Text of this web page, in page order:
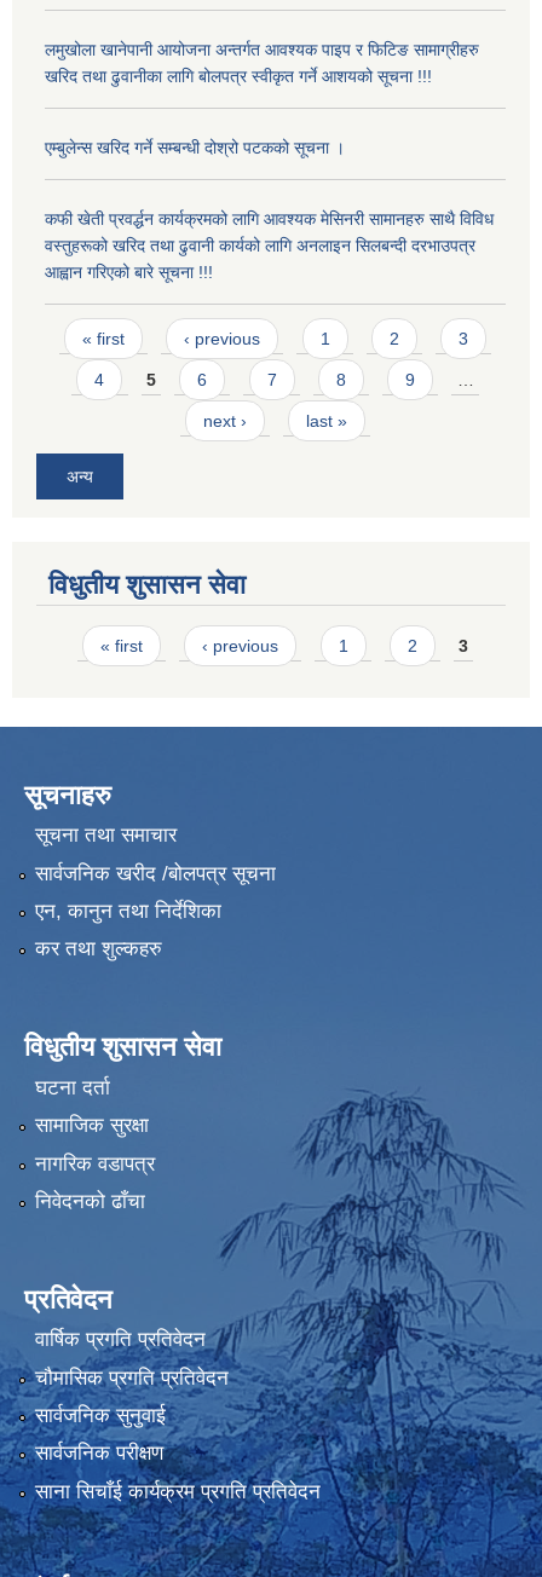
लमुखोला खानेपानी आयोजना अन्तर्गत आवश्यक पाइप र फिटिङ सामाग्रीहरु
खरिद तथा ढुवानीका लागि बोलपत्र स्वीकृत गर्ने आशयको सूचना !!!
एम्बुलेन्स खरिद गर्ने सम्बन्धी दोश्रो पटकको सूचना ।
कफी खेती प्रवर्द्धन कार्यक्रमको लागि आवश्यक मेसिनरी सामानहरु साथै विविध
वस्तुहरूको खरिद तथा ढुवानी कार्यको लागि अनलाइन सिलबन्दी दरभाउपत्र
आह्वान गरिएको बारे सूचना !!!
Pages
« first ‹ previous 1 2 3
4 5 6 7 8 9
next › last »
अन्य
विधुतीय शुसासन सेवा
Pages
« first ‹ previous 1 2 3
सूचनाहरु
सूचना तथा समाचार
सार्वजनिक खरीद /बोलपत्र सूचना
एन, कानुन तथा निर्देशिका
कर तथा शुल्कहरु
विधुतीय शुसासन सेवा
घटना दर्ता
सामाजिक सुरक्षा
नागरिक वडापत्र
निवेदनको ढाँचा
प्रतिवेदन
वार्षिक प्रगति प्रतिवेदन
चौमासिक प्रगति प्रतिवेदन
सार्वजनिक सुनुवाई
सार्वजनिक परीक्षण
साना सिचाँई कार्यक्रम प्रगति प्रतिवेदन